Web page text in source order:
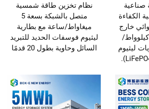
صناعية
الكفاءة
خارج
الشبكة، بقدرة 64 كيلوواط/
ليثيوم
نظام تخزين طاقة شمسية
متصل بالشبكة بسعة 5
ميغاواط/ساعة مع بطارية
ليثيوم فوسفات الحديد للتبريد
السائل وحاوية بطول 20 قدمًا